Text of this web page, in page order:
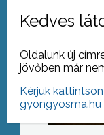
Kedves
Oldalunk új
jövőben már
Kérjük
gyongyosma.hu